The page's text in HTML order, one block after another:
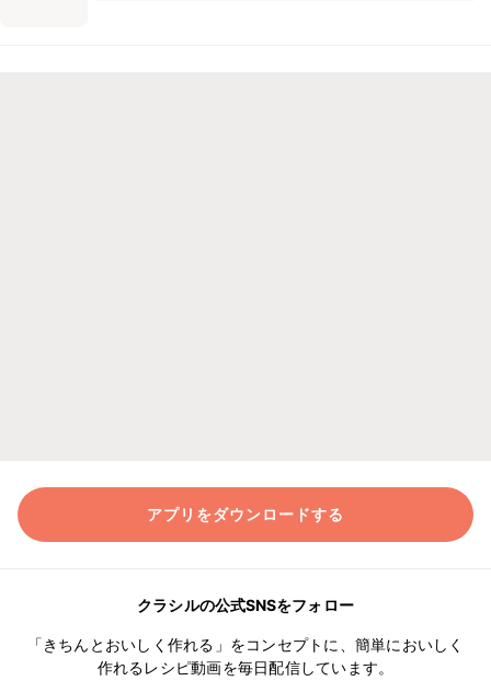
アプリをダウンロードする
クラシルの公式SNSをフォロー
「きちんとおいしく作れる」をコンセプトに、簡単においしく
作れるレシピ動画を毎日配信しています。